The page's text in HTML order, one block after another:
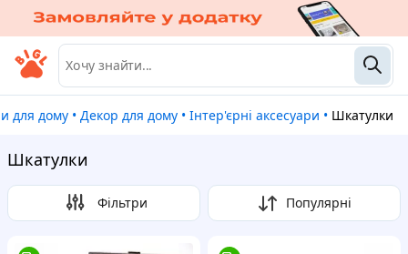
для дому • Декор для дому • Інтер'єрні аксесуари • Шкатулки
Шкатулки
Фільтри Популярні